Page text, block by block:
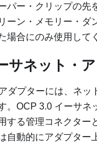
パー・クリップの
ーン・メモリー・
場合にのみ使用して
サネット・
ダプターには、ネ
。OCP 3.0 イーサ
する管理コネクタ
自動的にアダプター